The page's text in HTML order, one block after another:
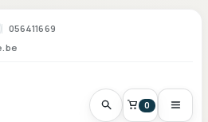
056411669
0